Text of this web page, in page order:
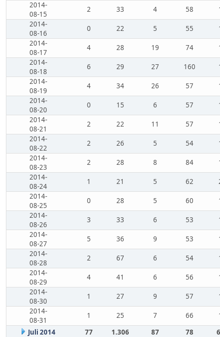
2014-
08-15
2 33 4 58
2014-
08-16
0 22 5 55
2014-
08-17
4 28 19 74
2014-
08-18
6 29 27 160
2014-
08-19
4 34 26 57
2014-
08-20
0 15 6 57
2014-
08-21
2 22 11 57
2014-
08-22
2 26 5 54
2014-
08-23
2 28 8 84
2014-
08-24
1 21 5 62
2014-
08-25
0 28 5 60
2014-
08-26
3 33 6 53
2014-
08-27
5 36 9 53
2014-
08-28
2 67 6 54
2014-
08-29
4 41 6 56
2014-
08-30
1 27 9 57
2014-
08-31
1 25 7 66
Juli 2014
77 1.306 87 78